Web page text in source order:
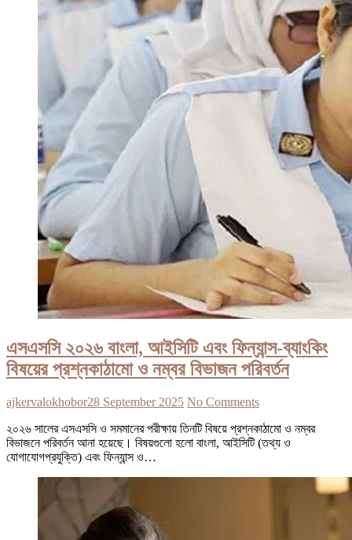
এসএসসি ২০২৬ বাংলা, আইসিটি এবং ফিন্যান্স-ব্যাংকিং
বিষয়ের প্রশ্নকাঠামো ও নম্বর বিভাজন পরিবর্তন
ajkervalokhobor28 September 2025 No Comments
২০২৬ সালের এসএসসি ও সমমানের পরীক্ষায় তিনটি বিষয়ে প্রশ্নকাঠামো ও নম্বর
বিভাজনে পরিবর্তন আনা হয়েছে। বিষয়গুলো হলো বাংলা, আইসিটি (তথ্য ও
যোগাযোগপ্রযুক্তি) এবং ফিন্যান্স ও…